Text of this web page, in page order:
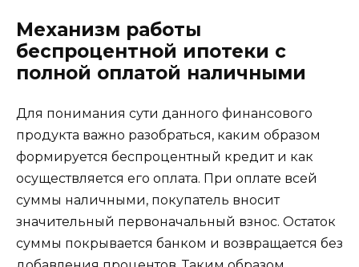
Механизм работы
беспроцентной ипотеки с
полной оплатой наличными
Для понимания сути данного финансового
продукта важно разобраться, каким образом
формируется беспроцентный кредит и как
осуществляется его оплата. При оплате всей
суммы наличными, покупатель вносит
значительный первоначальный взнос. Остаток
суммы покрывается банком и возвращается без